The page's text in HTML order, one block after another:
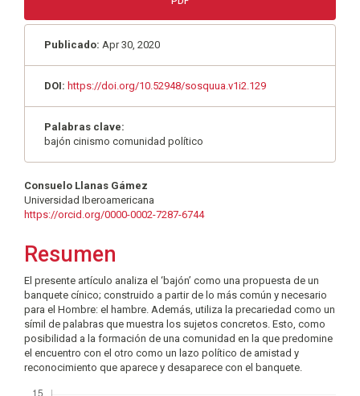
Publicado: Apr 30, 2020
DOI: https://doi.org/10.52948/sosquua.v1i2.129
Palabras clave:
bajón cinismo comunidad político
Contenido
principal
artículo
Consuelo Llanas Gámez
Universidad Iberoamericana
https://orcid.org/0000-0002-7287-6744
Resumen
El presente artículo analiza el ‘bajón’ como una propuesta de un
banquete cínico; construido a partir de lo más común y necesario
para el Hombre: el hambre. Además, utiliza la precariedad como un
símil de palabras que muestra los sujetos concretos. Esto, como
posibilidad a la formación de una comunidad en la que predomine
el encuentro con el otro como un lazo político de amistad y
reconocimiento que aparece y desaparece con el banquete.